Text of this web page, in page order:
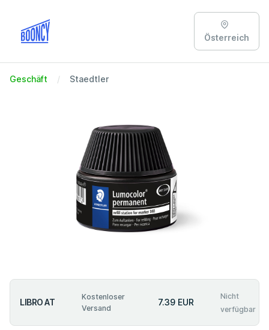
Österreich
Geschäft Staedtler
LIBRO AT
Kostenloser
Versand
7.39 EUR
Nicht
verfügbar